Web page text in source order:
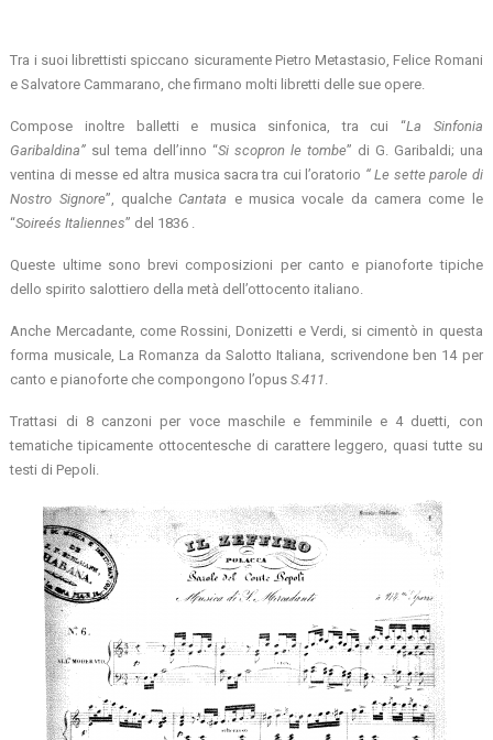
Tra i suoi librettisti spiccano sicuramente Pietro Metastasio, Felice Romani
e Salvatore Cammarano, che firmano molti libretti delle sue opere.
Compose inoltre balletti e musica sinfonica, tra cui “La Sinfonia
Garibaldina” sul tema dell’inno “Si scopron le tombe” di G. Garibaldi; una
ventina di messe ed altra musica sacra tra cui l’oratorio “ Le sette parole di
Nostro Signore”, qualcheCantata e musica vocale da camera come le
“Soireés Italiennes” del 1836 .
Queste ultime sono brevi composizioni per canto e pianoforte tipiche
dello spirito salottiero della metà dell’ottocento italiano.
Anche Mercadante, come Rossini, Donizetti e Verdi, si cimentò in questa
forma musicale, La Romanza da Salotto Italiana, scrivendone ben 14 per
canto e pianoforte che compongono l’opusS.411
Trattasi di 8 canzoni per voce maschile e femminile e 4 duetti, con
tematiche tipicamente ottocentesche di carattere leggero, quasi tutte su
testi di Pepoli.